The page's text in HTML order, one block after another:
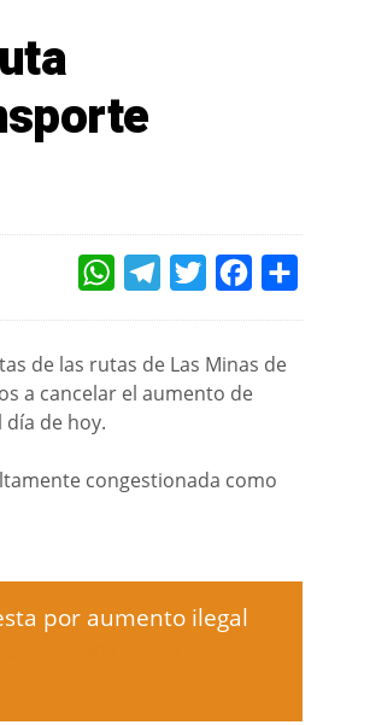
WHATSAPPTELEGRAMTWITTERFACEBOOK
de las rutas de Las Minas de
a cancelar el aumento de
de hoy.
congestionada como
por aumento ilegal